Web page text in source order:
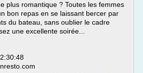
plus romantique ? Toutes les femmes
bon repas en se laissant bercer par
du bateau, sans oublier le cadre
une excellente soirée...